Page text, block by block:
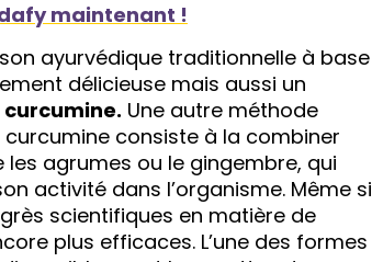
maintenant !
ayurvédique traditionnelle à base
délicieuse mais aussi un
Une autre méthode
consiste à la combiner
agrumes ou le gingembre, qui
activité dans l’organisme. Même si
scientifiques en matière de
plus efficaces. L’une des formes